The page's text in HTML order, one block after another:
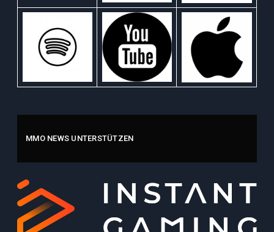
MMO NEWS UNTERSTÜTZEN